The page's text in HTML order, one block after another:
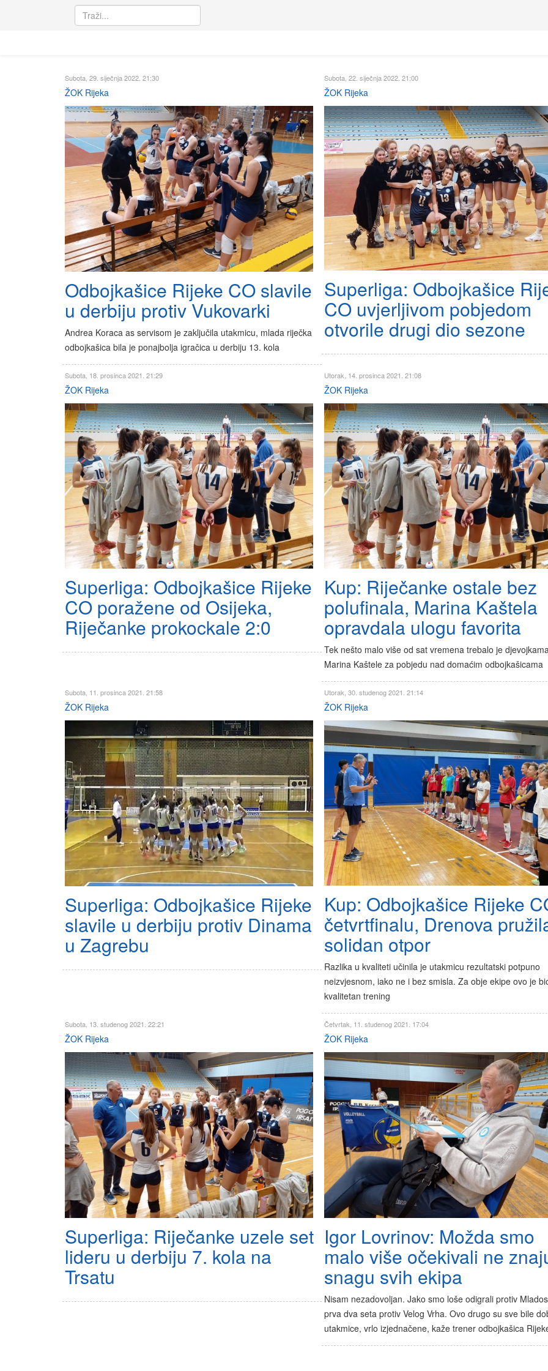
Subota, 29. siječnja 2022. 21:30
ŽOK Rijeka
Odbojkašice Rijeke CO slavile
u derbiju protiv Vukovarki
Andrea Koraca as servisom je zaključila utakmicu, mlada riječka
odbojkašica bila je ponajbolja igračica u derbiju 13. kola
Subota, 22. siječnja 2022. 21:00
ŽOK Rijeka
Superliga: Odbojkašice
CO uvjerljivom pobjedom
otvorile drugi dio sezone
Subota, 18. prosinca 2021. 21:29
ŽOK Rijeka
Superliga: Odbojkašice Rijeke
CO poražene od Osijeka,
Riječanke prokockale 2:0
Utorak, 14. prosinca 2021. 21:08
ŽOK Rijeka
Kup: Riječanke ostale bez
polufinala, Marina Kaštela
opravdala ulogu favorita
Tek nešto malo više od sat vremena trebalo je
Marina Kaštele za pobjedu nad domaćim odbojkašicama
Subota, 11. prosinca 2021. 21:58
ŽOK Rijeka
Superliga: Odbojkašice Rijeke
slavile u derbiju protiv Dinama
u Zagrebu
Utorak, 30. studenog 2021. 21:14
ŽOK Rijeka
Kup: Odbojkašice Rijeke
četvrtfinalu, Drenova
solidan otpor
Razlika u kvaliteti učinila je utakmicu rezultatski potpuno
neizvjesnom, iako ne i bez smisla. Za obje ekipe ovo je
kvalitetan trening
Subota, 13. studenog 2021. 22:21
ŽOK Rijeka
Superliga: Riječanke uzele set
lideru u derbiju 7. kola na
Trsatu
Četvrtak, 11. studenog 2021. 17:04
ŽOK Rijeka
Igor Lovrinov: Možda smo
malo više očekivali ne
snagu svih ekipa
Nisam nezadovoljan. Jako smo loše odigrali protiv
prva dva seta protiv Velog Vrha. Ovo drugo su sve bile
utakmice, vrlo izjednačene, kaže trener odbojkašica